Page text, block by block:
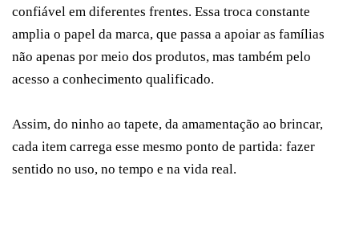
confiável em diferentes frentes. Essa troca constante
amplia o papel da marca, que passa a apoiar as famílias
não apenas por meio dos produtos, mas também pelo
acesso a conhecimento qualificado.
Assim, do ninho ao tapete, da amamentação ao brincar,
cada item carrega esse mesmo ponto de partida: fazer
sentido no uso, no tempo e na vida real.